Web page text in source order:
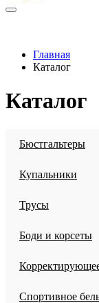
Главная
Каталог
Каталог
Бюстгальтеры
Купальники
Трусы
Боди и корсеты
Спортивное